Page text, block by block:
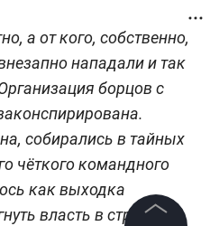
а от кого, собственно,
нападали и так
борцов с
собирались в тайных
чёткого командного
как выходка
власть в стране.